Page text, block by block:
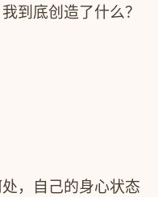
到底创造了什么？
，自己的身心状态